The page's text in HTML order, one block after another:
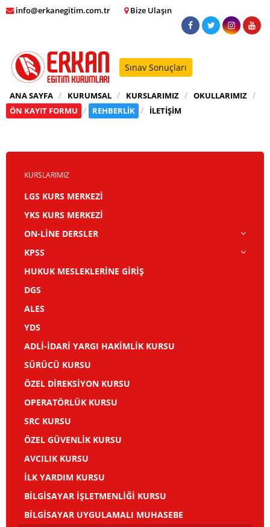
info@erkanegitim.com.tr Bize Ulaşın
Sınav Sonuçları
ANA SAYFA KURUMSAL KURSLARIMIZ
OKULLARIMIZ
ÖN KAYIT FORMU
REHBERLİK İLETİŞİM
KURSLARIMIZ
LGS KURS MERKEZİ
YKS KURS MERKEZİ
ON-LİNE DERSLER
KPSS
HUKUK MESLEKLERİNE GİRİŞ
DGS
ALES
YDS
ADLİ-İDARİ YARGI HAKİMLİK KURSU
SÜRÜCÜ KURSU
ÖZEL DİREKSİYON KURSU
OPERATÖRLÜK KURSU
SRC KURSU
ÖZEL GÜVENLİK KURSU
AVCILIK KURSU
İLK YARDIM KURSU
BİLGİSAYAR İŞLETMENLİĞİ KURSU
BİLGİSAYAR UYGULAMALI MUHASEBE